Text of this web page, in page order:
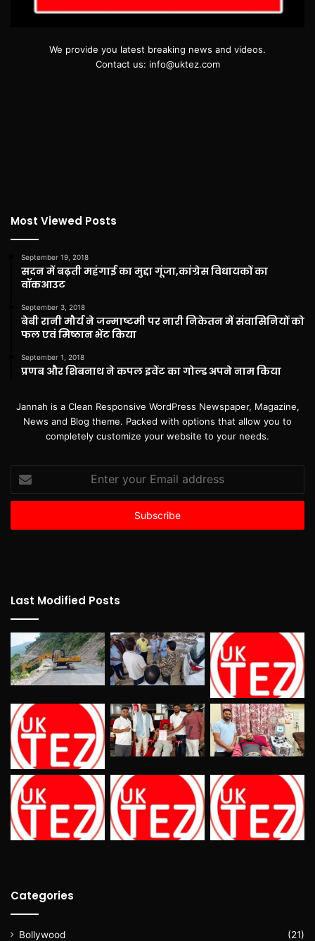
We provide you latest breaking news and videos.
Contact us: info@uktez.com
Most Viewed Posts
September 19, 2018
सदन में बढ़ती महंगाई का मुद्दा गूंजा,कांग्रेस विधायकों का
वॉकआउट
September 3, 2018
बेबी रानी मौर्य ने जन्माष्टमी पर नारी निकेतन में संवासिनियों को
फल एवं मिष्ठान भेंट किया
September 1, 2018
प्रणब और शिबनाथ ने कपल इवेंट का गोल्ड अपने नाम किया
Jannah is a Clean Responsive WordPress Newspaper, Magazine,
News and Blog theme. Packed with options that allow you to
completely customize your website to your needs.
your
Email
Last Modified Posts
Categories
Bollywood
(21)